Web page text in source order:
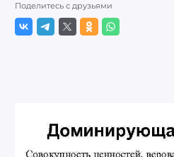
Поделитесь с друзьями